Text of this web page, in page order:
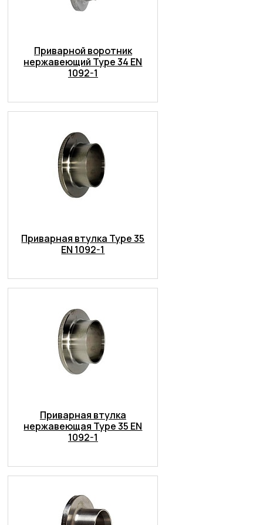
Приварной воротник
нержавеющий Type 34 EN
1092-1
Приварная втулка Type 35
EN 1092-1
Приварная втулка
нержавеющая Type 35 EN
1092-1